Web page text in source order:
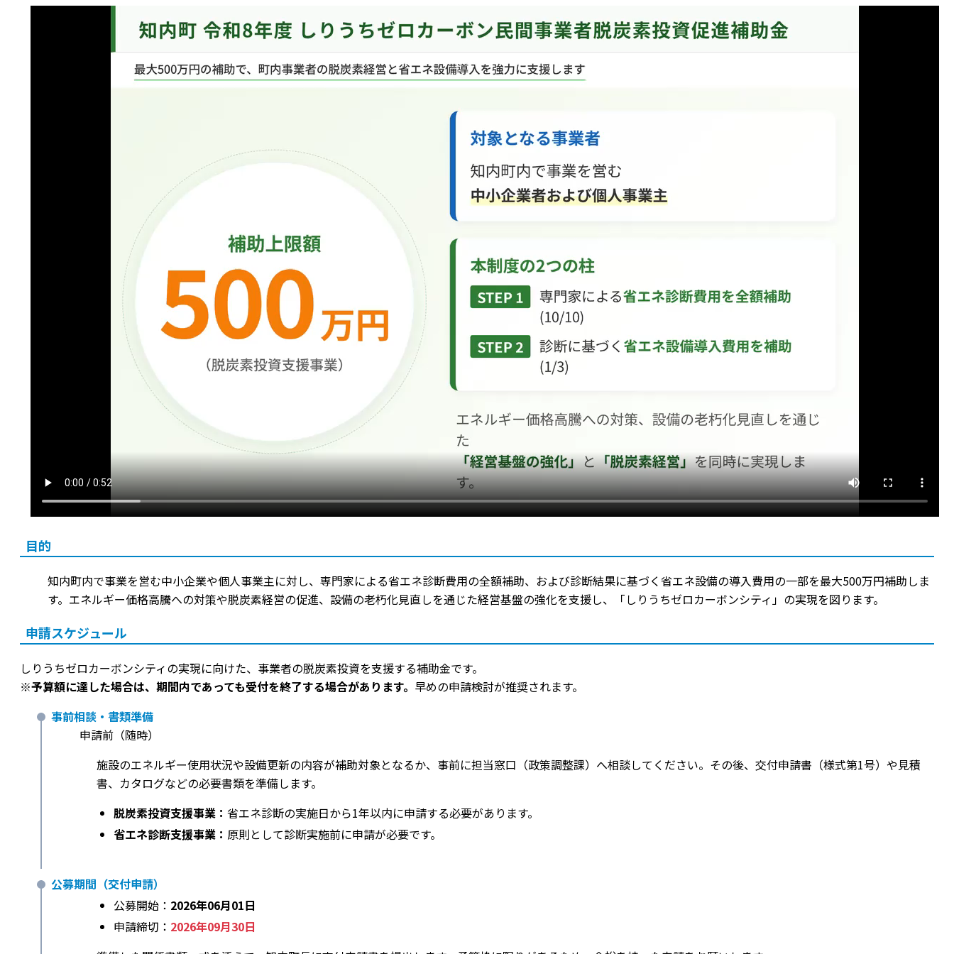
目的
知内町内で事業を営む中小企業や個人事業主に対し、専門家による省エネ診断費用の全額補助、および診断結果に基づく省エネ設備の導入費用の一部を最大500万円補助しま
す。エネルギー価格高騰への対策や脱炭素経営の促進、設備の老朽化見直しを通じた経営基盤の強化を支援し、「しりうちゼロカーボンシティ」の実現を図ります。
申請スケジュール
しりうちゼロカーボンシティの実現に向けた、事業者の脱炭素投資を支援する補助金です。
※予算額に達した場合は、期間内であっても受付を終了する場合があります。 早めの申請検討が推奨されます。
事前相談・書類準備
申請前（随時）
施設のエネルギー使用状況や設備更新の内容が補助対象となるか、事前に担当窓口（政策調整課）へ相談してください。その後、交付申請書（様式第1号）や見積
書、カタログなどの必要書類を準備します。
脱炭素投資支援事業： 省エネ診断の実施日から1年以内に申請する必要があります。
省エネ診断支援事業： 原則として診断実施前に申請が必要です。
公募期間（交付申請）
公募開始： 2026年06月01日
申請締切： 2026年09月30日